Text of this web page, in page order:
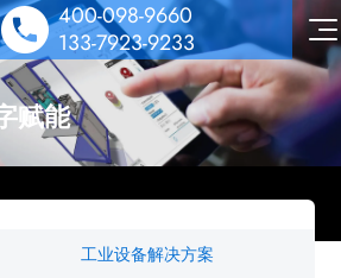
400-098-9660
133-7923-9233
赋能
工业设备解决方案